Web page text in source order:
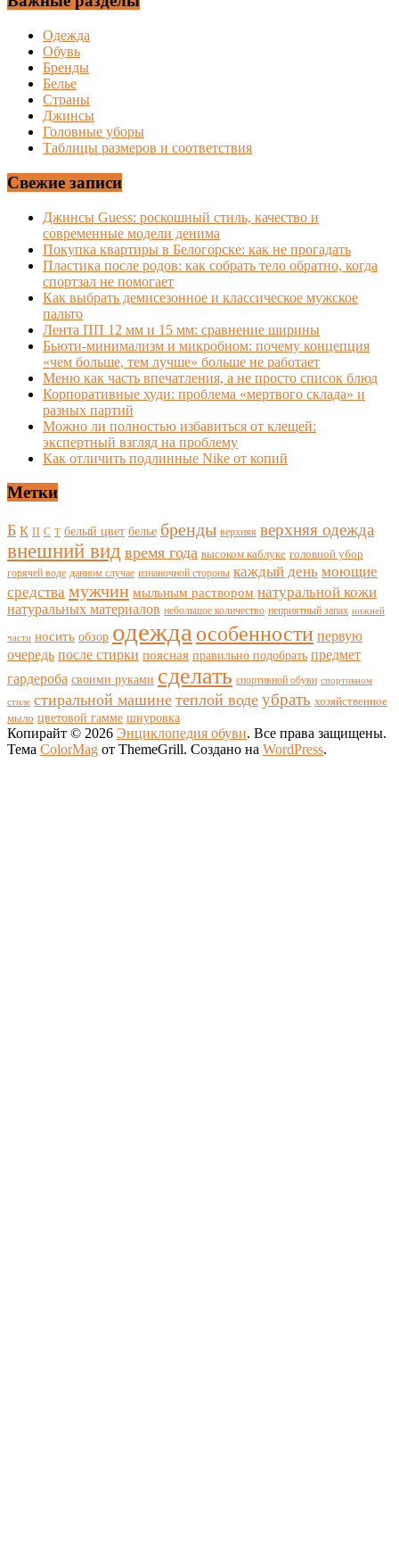
Одежда
Обувь
Бренды
Белье
Страны
Джинсы
Головные уборы
Таблицы размеров и соответствия
Свежие записи
Джинсы Guess: роскошный стиль, качество и
современные модели денима
Покупка квартиры в Белогорске: как не прогадать
Пластика после родов: как собрать тело обратно, когда
спортзал не помогает
Как выбрать демисезонное и классическое мужское
пальто
Лента ПП 12 мм и 15 мм: сравнение ширины
Бьюти-минимализм и микробиом: почему концепция
«чем больше, тем лучше» больше не работает
Меню как часть впечатления, а не просто список блюд
Корпоративные худи: проблема «мертвого склада» и
разных партий
Можно ли полностью избавиться от клещей:
экспертный взгляд на проблему
Как отличить подлинные Nike от копий
Метки
Б К П С Т белый цвет белье бренды верхняя верхняя одежда
внешний вид время года высоком каблуке головной убор
горячей воде данном случае изнаночной стороны каждый день моющие
средства мужчин мыльным раствором натуральной кожи
натуральных материалов небольшое количество неприятный запах нижней
части носить обзор одежда особенности первую
очередь после стирки поясная правильно подобрать предмет
гардероба своими руками сделать спортивной обуви спортивном
стиле стиральной машине теплой воде убрать хозяйственное
мыло цветовой гамме шнуровка
Копирайт © 2026 Энциклопедия обуви. Все права защищены.
Тема ColorMag от ThemeGrill. Создано на WordPress.